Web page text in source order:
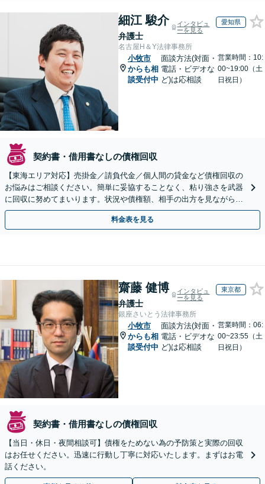
細江 駿介
弁護士
インタビュ
ーを見る
愛知県
名古屋H＆Y法律事務所
小牧市
からも相
談受付中
面談方法(対面・
電話・ビデオな
ど)は応相談
営業時間：10:
00~19:00（土
日祝日）
契約書・借用書なしの債権回収
【東海エリア対応】売掛金／請負代金／個人間の貸金など債権回収の
お悩みはご相談ください。簡単に妥協することなく、粘り強さを武器
に回収に努めてまいります。状況や債権額、相手の出方を見ながら、
効果的な方法を臨機応変に対応いたします【土日祝対応可】
料金表を見る
齋藤 健博
弁護士
インタビュ
ーを見る
東京都
銀座さいとう法律事務所
小牧市
からも相
談受付中
面談方法(対面・
電話・ビデオな
ど)は応相談
営業時間：06:
00~23:55（土
日祝日）
契約書・借用書なしの債権回収
【当日・休日・夜間相談可】債権をためない為の予防策と実際の回収
はお任せください。迅速に行動し丁寧に対応いたします。まずはお電
話ください。